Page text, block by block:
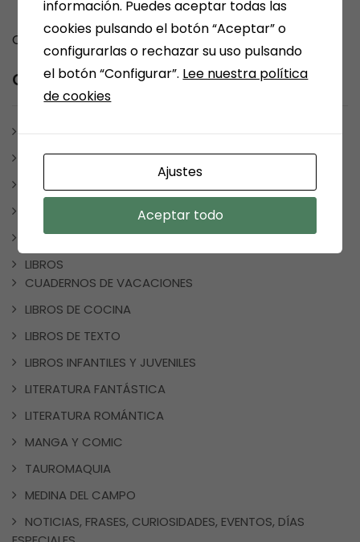
Comments are closed.
Category
ARÉVALO
ARTÍCULOS Y ESCRITOS
BONO CULTURAL
ESCRITORES MEDINENSES Y AFINES
JUEGOS
LIBROS
CUADERNOS DE VACACIONES
LIBROS DE COCINA
LIBROS DE TEXTO
LIBROS INFANTILES Y JUVENILES
LITERATURA FANTÁSTICA
LITERATURA ROMÁNTICA
MANGA Y COMIC
TAUROMAQUIA
MEDINA DEL CAMPO
NOTICIAS, FRASES, CURIOSIDADES, EVENTOS, DÍAS
información. Puedes aceptar todas las
cookies pulsando el botón “Aceptar” o
configurarlas o rechazar su uso pulsando
el botón “Configurar”. Lee nuestra política
de cookies
Ajustes
Aceptar todo